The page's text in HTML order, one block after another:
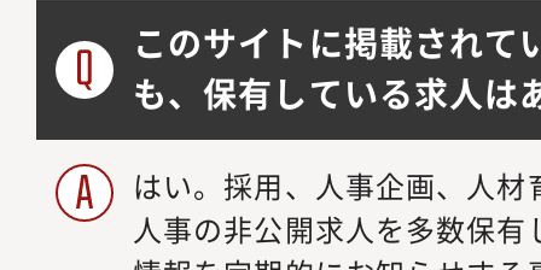
このサイトに掲載されて
も、保有している求人は
はい。採用、人事企画、人
人事の非公開求人を多数保